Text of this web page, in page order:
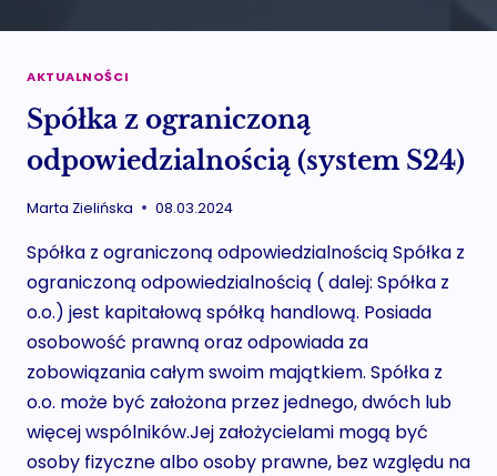
AKTUALNOŚCI
Spółka z ograniczoną
odpowiedzialnością (system S24)
Marta Zielińska 08.03.2024
Spółka z ograniczoną odpowiedzialnością Spółka z
ograniczoną odpowiedzialnością ( dalej: Spółka z
o.o.) jest kapitałową spółką handlową. Posiada
osobowość prawną oraz odpowiada za
zobowiązania całym swoim majątkiem. Spółka z
o.o. może być założona przez jednego, dwóch lub
więcej wspólników.Jej założycielami mogą być
osoby fizyczne albo osoby prawne, bez względu na